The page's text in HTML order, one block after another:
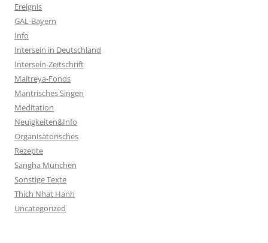
Ereignis
GAL-Bayern
Info
Intersein in Deutschland
Intersein-Zeitschrift
Maitreya-Fonds
Mantrisches Singen
Meditation
Neuigkeiten&Info
Organisatorisches
Rezepte
Sangha München
Sonstige Texte
Thich Nhat Hanh
Uncategorized